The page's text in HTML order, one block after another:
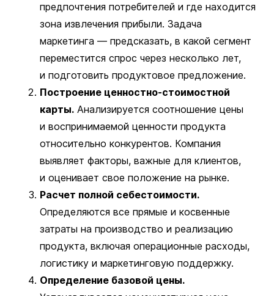
предпочтения потребителей и где находится
зона извлечения прибыли. Задача
маркетинга — предсказать, в какой сегмент
переместится спрос через несколько лет,
и подготовить продуктовое предложение.
Построение ценностно-стоимостной
карты. Анализируется соотношение цены
и воспринимаемой ценности продукта
относительно конкурентов. Компания
выявляет факторы, важные для клиентов,
и оценивает свое положение на рынке.
Расчет полной себестоимости.
Определяются все прямые и косвенные
затраты на производство и реализацию
продукта, включая операционные расходы,
логистику и маркетинговую поддержку.
Определение базовой цены.